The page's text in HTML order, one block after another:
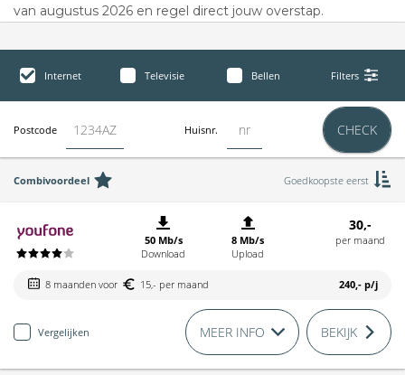
van augustus 2026 en regel direct jouw overstap.
Internet Televisie Bellen Filters
Postcode Huisnr. CHECK
Combivoordeel Goedkoopste eerst
50 Mb/s
Download
8 Mb/s
Upload
30,-
per maand
8 maanden voor 15,- per maand 240,- p/j
Vergelijken MEER INFO BEKIJK